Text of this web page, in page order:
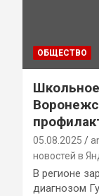
ОБЩЕСТВО
05.08.2025
новостей в
В регионе
диагнозом